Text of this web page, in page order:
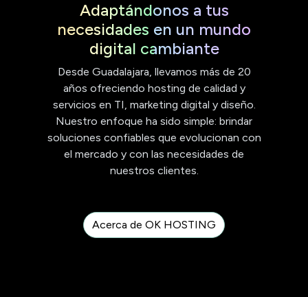
Adaptándonos a tus
necesidades en un mundo
digital cambiante
Desde Guadalajara, llevamos más de 20
años ofreciendo hosting de calidad y
servicios en TI, marketing digital y diseño.
Nuestro enfoque ha sido simple: brindar
soluciones confiables que evolucionan con
el mercado y con las necesidades de
nuestros clientes.
Acerca de OK HOSTING